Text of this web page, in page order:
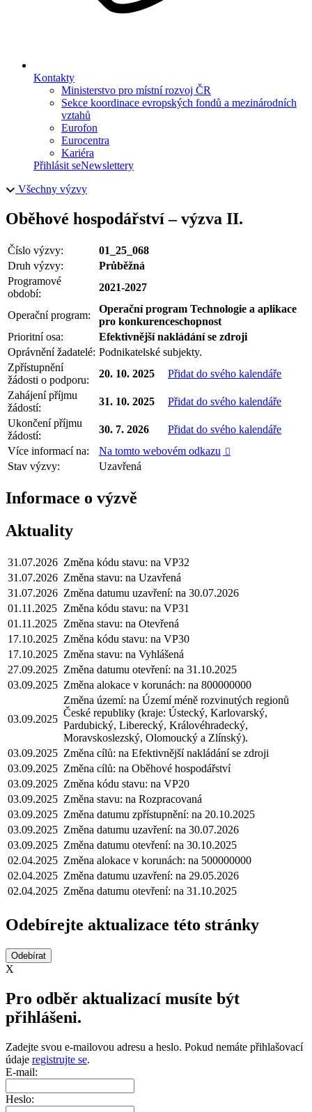
Kontakty
Ministerstvo pro místní rozvoj ČR
Sekce koordinace evropských fondů a mezinárodních
vztahů
Eurofon
Eurocentra
Kariéra
Přihlásit seNewslettery
Všechny výzvy
Oběhové hospodářství – výzva II.
Číslo výzvy:
01_25_068
Druh výzvy:
Průběžná
Programové
období:
2021-2027
Operační program:
Operační program Technologie a aplikace
pro konkurenceschopnost
Prioritní osa:
Efektivnější nakládání se zdroji
Oprávnění žadatelé: Podnikatelské subjekty.
Zpřístupnění
žádosti o podporu:
20. 10. 2025
Přidat do svého kalendáře
Zahájení příjmu
žádostí:
31. 10. 2025
Přidat do svého kalendáře
Ukončení příjmu
žádostí:
30. 7. 2026
Přidat do svého kalendáře
Více informací na:
Na tomto webovém odkazu 
Stav výzvy: Uzavřená
Informace o výzvě
Aktuality
31.07.2026 Změna kódu stavu: na VP32
31.07.2026 Změna stavu: na Uzavřená
31.07.2026 Změna datumu uzavření: na 30.07.2026
01.11.2025 Změna kódu stavu: na VP31
01.11.2025 Změna stavu: na Otevřená
17.10.2025 Změna kódu stavu: na VP30
17.10.2025 Změna stavu: na Vyhlášená
27.09.2025 Změna datumu otevření: na 31.10.2025
03.09.2025 Změna alokace v korunách: na 800000000
03.09.2025
Změna území: na Území méně rozvinutých regionů
České republiky (kraje: Ústecký, Karlovarský,
Pardubický, Liberecký, Královéhradecký,
Moravskoslezský, Olomoucký a Zlínský).
03.09.2025 Změna cílů: na Efektivnější nakládání se zdroji
03.09.2025 Změna cílů: na Oběhové hospodářství
03.09.2025 Změna kódu stavu: na VP20
03.09.2025 Změna stavu: na Rozpracovaná
03.09.2025 Změna datumu zpřístupnění: na 20.10.2025
03.09.2025 Změna datumu uzavření: na 30.07.2026
03.09.2025 Změna datumu otevření: na 30.10.2025
02.04.2025 Změna alokace v korunách: na 500000000
02.04.2025 Změna datumu uzavření: na 29.05.2026
02.04.2025 Změna datumu otevření: na 31.10.2025
Odebírejte aktualizace této stránky
X
Pro odběr aktualizací musíte být
přihlášeni.
Zadejte svou e-mailovou adresu a heslo. Pokud nemáte přihlašovací
údaje registrujte se.
E-mail:
Heslo: